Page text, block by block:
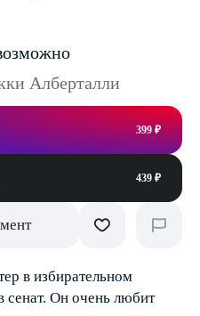
Алберталли
399 ₽
439 ₽
в избирательном
сенат. Он очень любит